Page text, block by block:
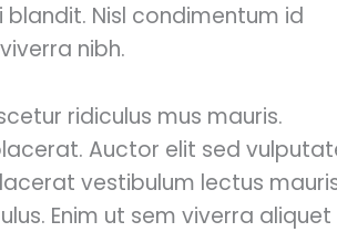
Nisl condimentum id
nibh.
ridiculus mus mauris.
Auctor elit sed
vestibulum lectus
Enim ut sem viverra aliquet